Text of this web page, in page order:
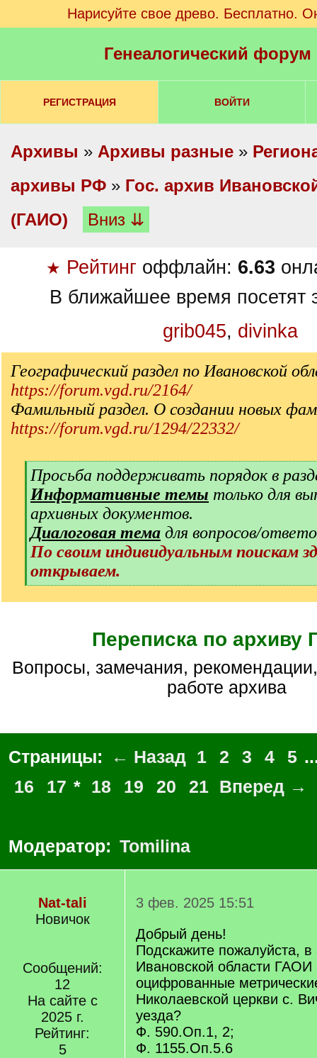
Нарисуйте свое древо. Бесплатно.
Генеалогический
РЕГИСТРАЦИЯ ВОЙТИ
Архивы » Архивы разные »
архивы РФ » Гос. архив
(ГАИО)
Вниз ⇊
★ Рейтинг оффлайн: 6.63
В ближайшее время посетят
grib045, divinka
Географический раздел по Ивановской
https://forum.vgd.ru/2164/
Фамильный раздел. О создании новых
https://forum.vgd.ru/1294/22332/
[
q
]
Просьба поддерживать порядок в
Информативные темы только для
архивных документов.
Диалоговая тема для вопросов/
По своим индивидуальным поискам
открываем.
[
/
Переписка по архиву
Вопросы, замечания, рекомендации, впечатления о
работе архива
Страницы: ← Назад 1 2 3 4 5
16
17 * 18 19 20 21 Вперед →
Модератор: Tomilina
Nat-tali
Новичок
Сообщений:
12
На сайте с
2025 г.
Рейтинг:
5
3 фев. 2025 15:51
Добрый день!
Подскажите пожалуйста, в
Ивановской области
оцифрованные
Николаевской церкви с.
уезда?
Ф. 590.Оп.1, 2;
Ф. 1155.Оп.5.6